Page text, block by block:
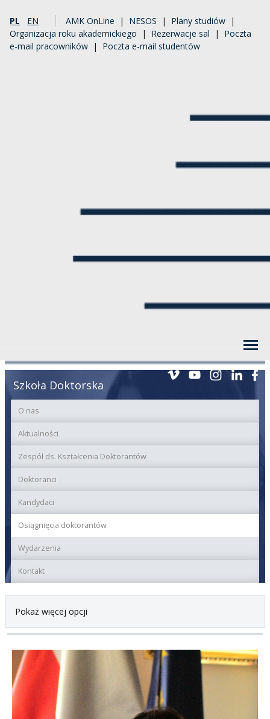
PL EN AMK OnLine | NESOS | Plany studiów |
Organizacja roku akademickiego | Rezerwacje sal | Poczta
e-mail pracowników | Poczta e-mail studentów
Szkoła Doktorska
O nas
Aktualności
Zespół ds. Kształcenia Doktorantów
Doktoranci
Kandydaci
Osiągnięcia doktorantów
Wydarzenia
Kontakt
Pokaż więcej opcji